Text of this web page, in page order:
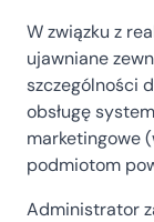
W związku z
ujawniane
szczególności
obsługę
marketingowe
podmiotom
Administrator